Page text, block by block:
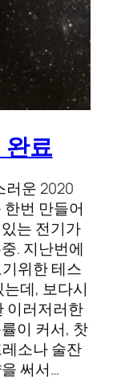
완료
러운 2020
번 만들어
는 전기가
. 지난번에
위한 테스
데, 보다시
이러저러한
이 커서, 찻
소나 술잔
써서…